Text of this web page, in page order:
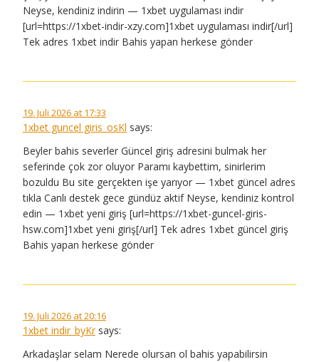
Neyse, kendiniz indirin — 1xbet uygulaması indir
[url=https://1xbet-indir-xzy.com]1xbet uygulaması indir[/url]
Tek adres 1xbet indir Bahis yapan herkese gönder
19. Juli 2026 at 17:33
1xbet guncel giris_osKl says:
Beyler bahis severler Güncel giriş adresini bulmak her
seferinde çok zor oluyor Paramı kaybettim, sinirlerim
bozuldu Bu site gerçekten işe yarıyor — 1xbet güncel adres
tıkla Canlı destek gece gündüz aktif Neyse, kendiniz kontrol
edin — 1xbet yeni giriş [url=https://1xbet-guncel-giris-
hsw.com]1xbet yeni giriş[/url] Tek adres 1xbet güncel giriş
Bahis yapan herkese gönder
19. Juli 2026 at 20:16
1xbet indir_byKr says:
Arkadaşlar selam Nerede olursan ol bahis yapabilirsin